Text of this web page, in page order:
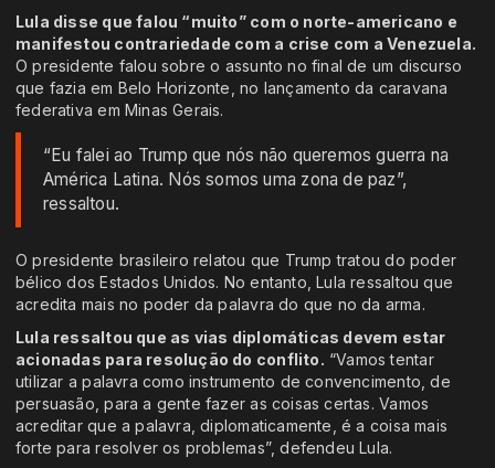
Lula disse que falou “muito” com o norte-americano e
manifestou contrariedade com a crise com a Venezuela.
O presidente falou sobre o assunto no final de um discurso
que fazia em Belo Horizonte, no lançamento da caravana
federativa em Minas Gerais.
“Eu falei ao Trump que nós não queremos guerra na
América Latina. Nós somos uma zona de paz”,
ressaltou.
O presidente brasileiro relatou que Trump tratou do poder
bélico dos Estados Unidos. No entanto, Lula ressaltou que
acredita mais no poder da palavra do que no da arma.
Lula ressaltou que as vias diplomáticas devem estar
acionadas para resolução do conflito. “Vamos tentar
utilizar a palavra como instrumento de convencimento, de
persuasão, para a gente fazer as coisas certas. Vamos
acreditar que a palavra, diplomaticamente, é a coisa mais
forte para resolver os problemas”, defendeu Lula.